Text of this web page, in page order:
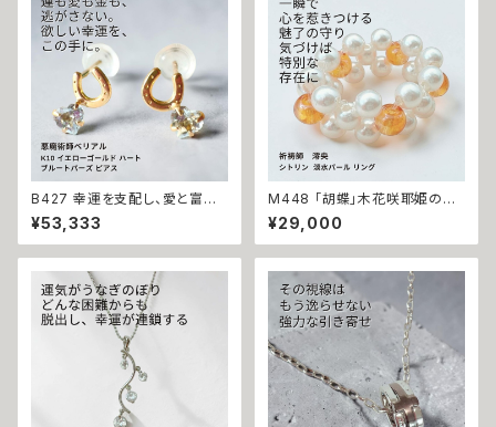
B427 幸運を支配し、愛と富を
引き寄せる 悪魔の馬蹄 K10 イ
エローゴールド ハート ブルート
パーズ ピアス 悪魔術師ベリアル
トーン10金 さくら チェリー 魔術
強力 悪魔術 黒魔術 おまじない
呪 本物 魔術師 金運 財運 収入
アップ 臨時収入 略奪 ライバル
縁結び お守り 開運
¥53,333
M448 「胡蝶」木花咲耶姫の愛
の祈り パール シトリン リング
運気上昇 成功 出世 恋愛運 魅
力運 縁結び お守り 御守り おま
願望成就 開運 開運グッズ 恋愛
成就 引き寄せ 運命 成功運 人
間関係 良縁 良縁成就 人気運
魅了 モテ 運気 恋愛 おまもり
¥29,000